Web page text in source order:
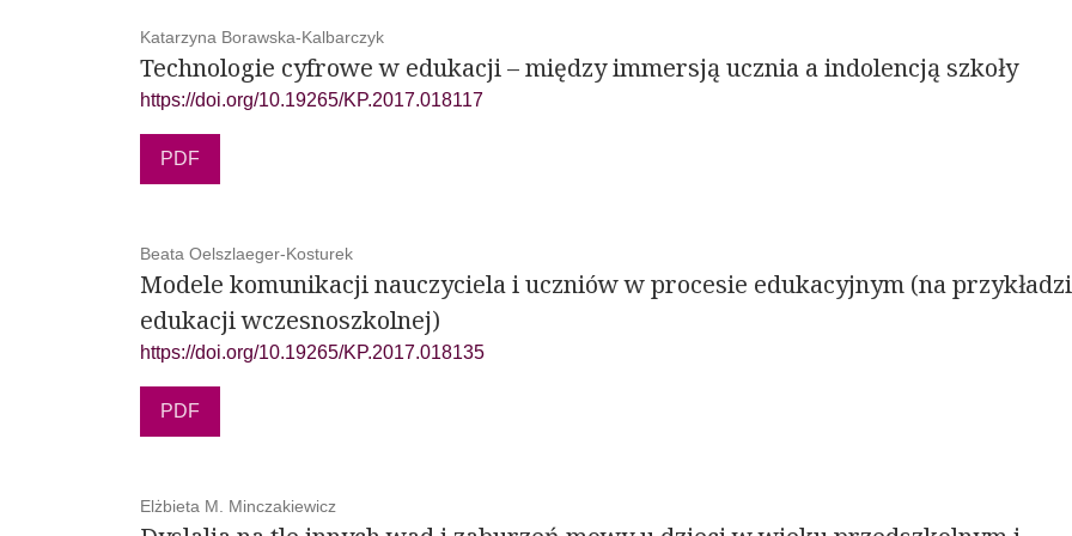
Katarzyna Borawska-Kalbarczyk
Technologie cyfrowe w edukacji – między immersją ucznia a indolencją szkoły
https://doi.org/10.19265/KP.2017.018117
PDF
Beata Oelszlaeger-Kosturek
Modele komunikacji nauczyciela i uczniów w procesie edukacyjnym (na
edukacji wczesnoszkolnej)
https://doi.org/10.19265/KP.2017.018135
PDF
Elżbieta M. Minczakiewicz